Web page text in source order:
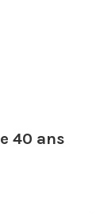
40 ans